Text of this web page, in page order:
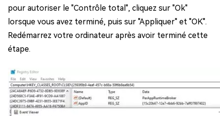
pour autoriser le "Contrôle total", cliquez sur "Ok"
lorsque vous avez terminé, puis sur "Appliquer" et "OK".
Redémarrez votre ordinateur après avoir terminé cette
étape.